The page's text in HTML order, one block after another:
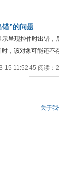
错”的问题
呈现控件时出错
，该对象可能还不
11:52:45 阅读：
关于我